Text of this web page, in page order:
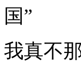
国”
我真不